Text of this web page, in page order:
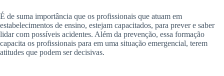
É de suma importância que os profissionais que atuam em
estabelecimentos de ensino, estejam capacitados, para prever e saber
lidar com possíveis acidentes. Além da prevenção, essa formação
capacita os profissionais para em uma situação emergencial, terem
atitudes que podem ser decisivas.